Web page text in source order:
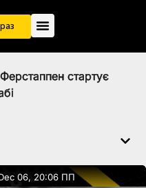
Ферстаппен стартує
06, 20:06 ПП